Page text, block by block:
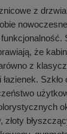
z
że
z